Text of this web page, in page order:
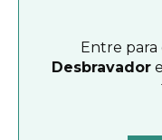
Entre para
Desbravador